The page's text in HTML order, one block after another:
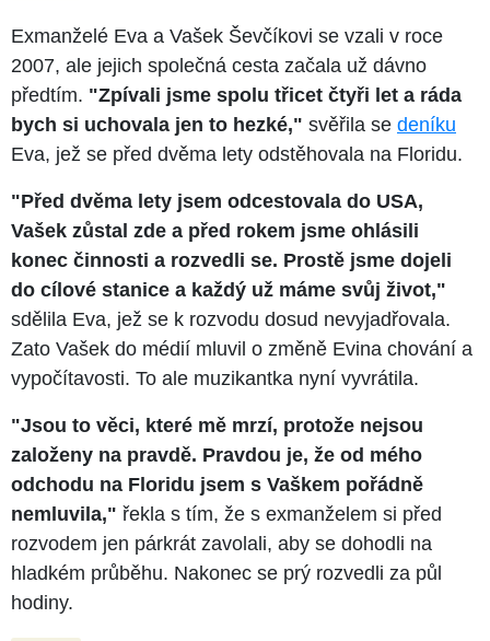
Exmanželé Eva a Vašek Ševčíkovi se vzali v roce
2007, ale jejich společná cesta začala už dávno
předtím. "Zpívali jsme spolu třicet čtyři let a ráda
bych si uchovala jen to hezké," svěřila se deníku
Eva, jež se před dvěma lety odstěhovala na Floridu.
"Před dvěma lety jsem odcestovala do USA,
Vašek zůstal zde a před rokem jsme ohlásili
konec činnosti a rozvedli se. Prostě jsme dojeli
do cílové stanice a každý už máme svůj život,"
sdělila Eva, jež se k rozvodu dosud nevyjadřovala.
Zato Vašek do médií mluvil o změně Evina chování a
vypočítavosti. To ale muzikantka nyní vyvrátila.
"Jsou to věci, které mě mrzí, protože nejsou
založeny na pravdě. Pravdou je, že od mého
odchodu na Floridu jsem s Vaškem pořádně
nemluvila," řekla s tím, že s exmanželem si před
rozvodem jen párkrát zavolali, aby se dohodli na
hladkém průběhu. Nakonec se prý rozvedli za půl
hodiny.